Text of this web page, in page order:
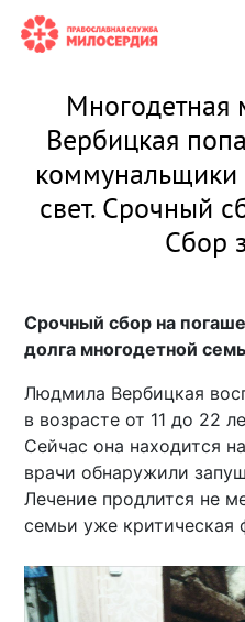
Вербицкая
коммунальщики
свет. Срочный
Сбор
Срочный сбор на
долга многодетной
Людмила Вербицкая
в возрасте от 11 до 22
Сейчас она находится
врачи обнаружили
Лечение продлится не
семьи уже критическая